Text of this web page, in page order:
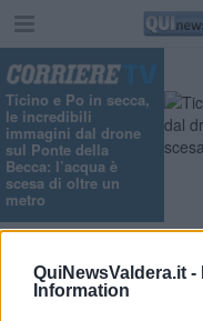
QuiNewsValdera.it -
Information
Ticino e Po in secca,
le incredibili
immagini dal drone
sul Ponte della
Becca: l’acqua è
scesa di oltre un
metro
Lavoro,Sabato27 Aprile 2013